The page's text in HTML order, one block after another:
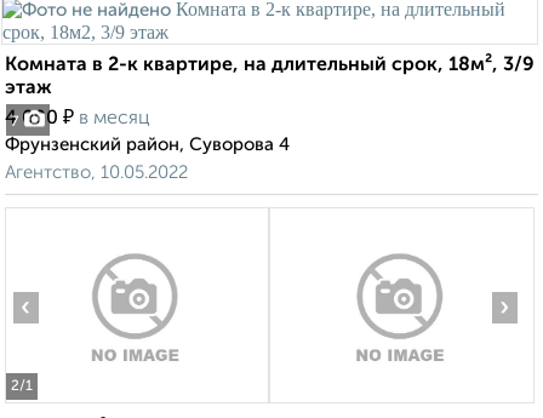
7
Комната в 2-к квартире, на длительный срок, 18м², 3/9
этаж
4 000 ₽ в месяц
Фрунзенский район, Суворова 4
Агентство, 10.05.2022
2/1
‹ ›